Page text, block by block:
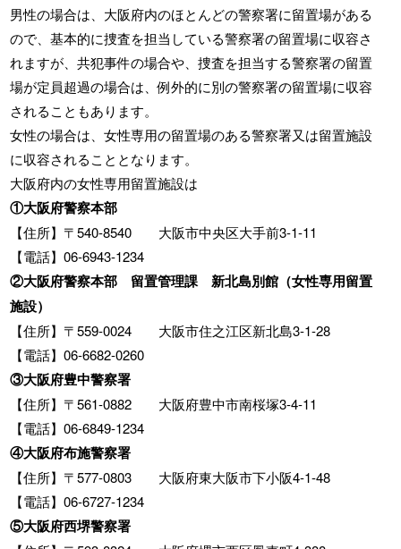
男性の場合は、大阪府内のほとんどの警察署に留置場がある
ので、基本的に捜査を担当している警察署の留置場に収容さ
れますが、共犯事件の場合や、捜査を担当する警察署の留置
場が定員超過の場合は、例外的に別の警察署の留置場に収容
されることもあります。
女性の場合は、女性専用の留置場のある警察署又は留置施設
に収容されることとなります。
大阪府内の女性専用留置施設は
①大阪府警察本部
【住所】〒540-8540 大阪市中央区大手前3-1-11
【電話】06-6943-1234
②大阪府警察本部 留置管理課 新北島別館（女性専用留置
施設）
【住所】〒559-0024 大阪市住之江区新北島3-1-28
【電話】06-6682-0260
③大阪府豊中警察署
【住所】〒561-0882 大阪府豊中市南桜塚3-4-11
【電話】06-6849-1234
④大阪府布施警察署
【住所】〒577-0803 大阪府東大阪市下小阪4-1-48
【電話】06-6727-1234
⑤大阪府西堺警察署